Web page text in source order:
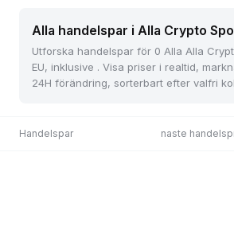
Alla handelspar i Alla Crypto
Utforska handelspar för 0 Alla Alla
EU, inklusive . Visa priser i realtid,
24H förändring, sorterbart efter valfri
Handelspar Senaste